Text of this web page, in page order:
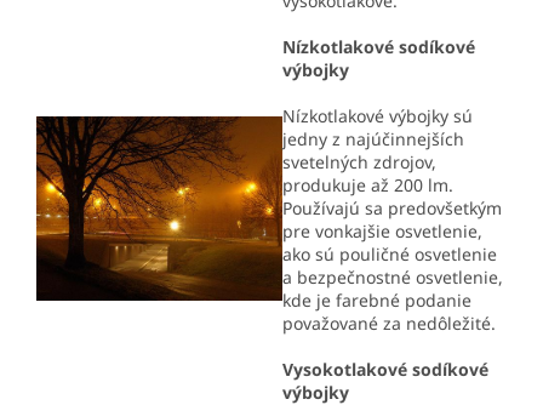
Nízkotlakové sodíkové
výbojky
Nízkotlakové výbojky sú
jedny z najúčinnejších
svetelných zdrojov,
produkuje až 200 lm.
Používajú sa predovšetkým
pre vonkajšie osvetlenie,
ako sú pouličné osvetlenie
a bezpečnostné osvetlenie,
kde je farebné podanie
považované za nedôležité.
Vysokotlakové sodíkové
výbojky